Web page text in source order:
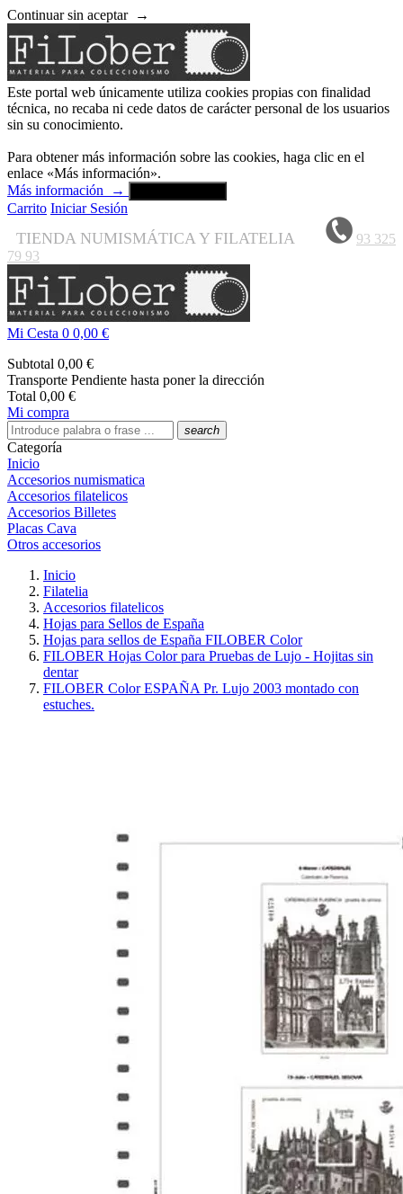
Continuar sin aceptar →
Este portal web únicamente utiliza cookies propias con finalidad
técnica, no recaba ni cede datos de carácter personal de los usuarios
sin su conocimiento.
Para obtener más información sobre las cookies, haga clic en el
enlace «Más información».
Más información
→
Carrito Iniciar Sesión
TIENDA NUMISMÁTICA Y FILATELIA
93 325
79 93
Mi Cesta 0 0,00 €
Subtotal 0,00 €
Transporte Pendiente hasta poner la dirección
Total 0,00 €
Mi compra
search
Categoría
Inicio
Accesorios numismatica
Accesorios filatelicos
Accesorios Billetes
Placas Cava
Otros accesorios
Inicio
Filatelia
Accesorios filatelicos
Hojas para Sellos de España
Hojas para sellos de España FILOBER Color
FILOBER Hojas Color para Pruebas de Lujo - Hojitas sin
dentar
FILOBER Color ESPAÑA Pr. Lujo 2003 montado con
estuches.